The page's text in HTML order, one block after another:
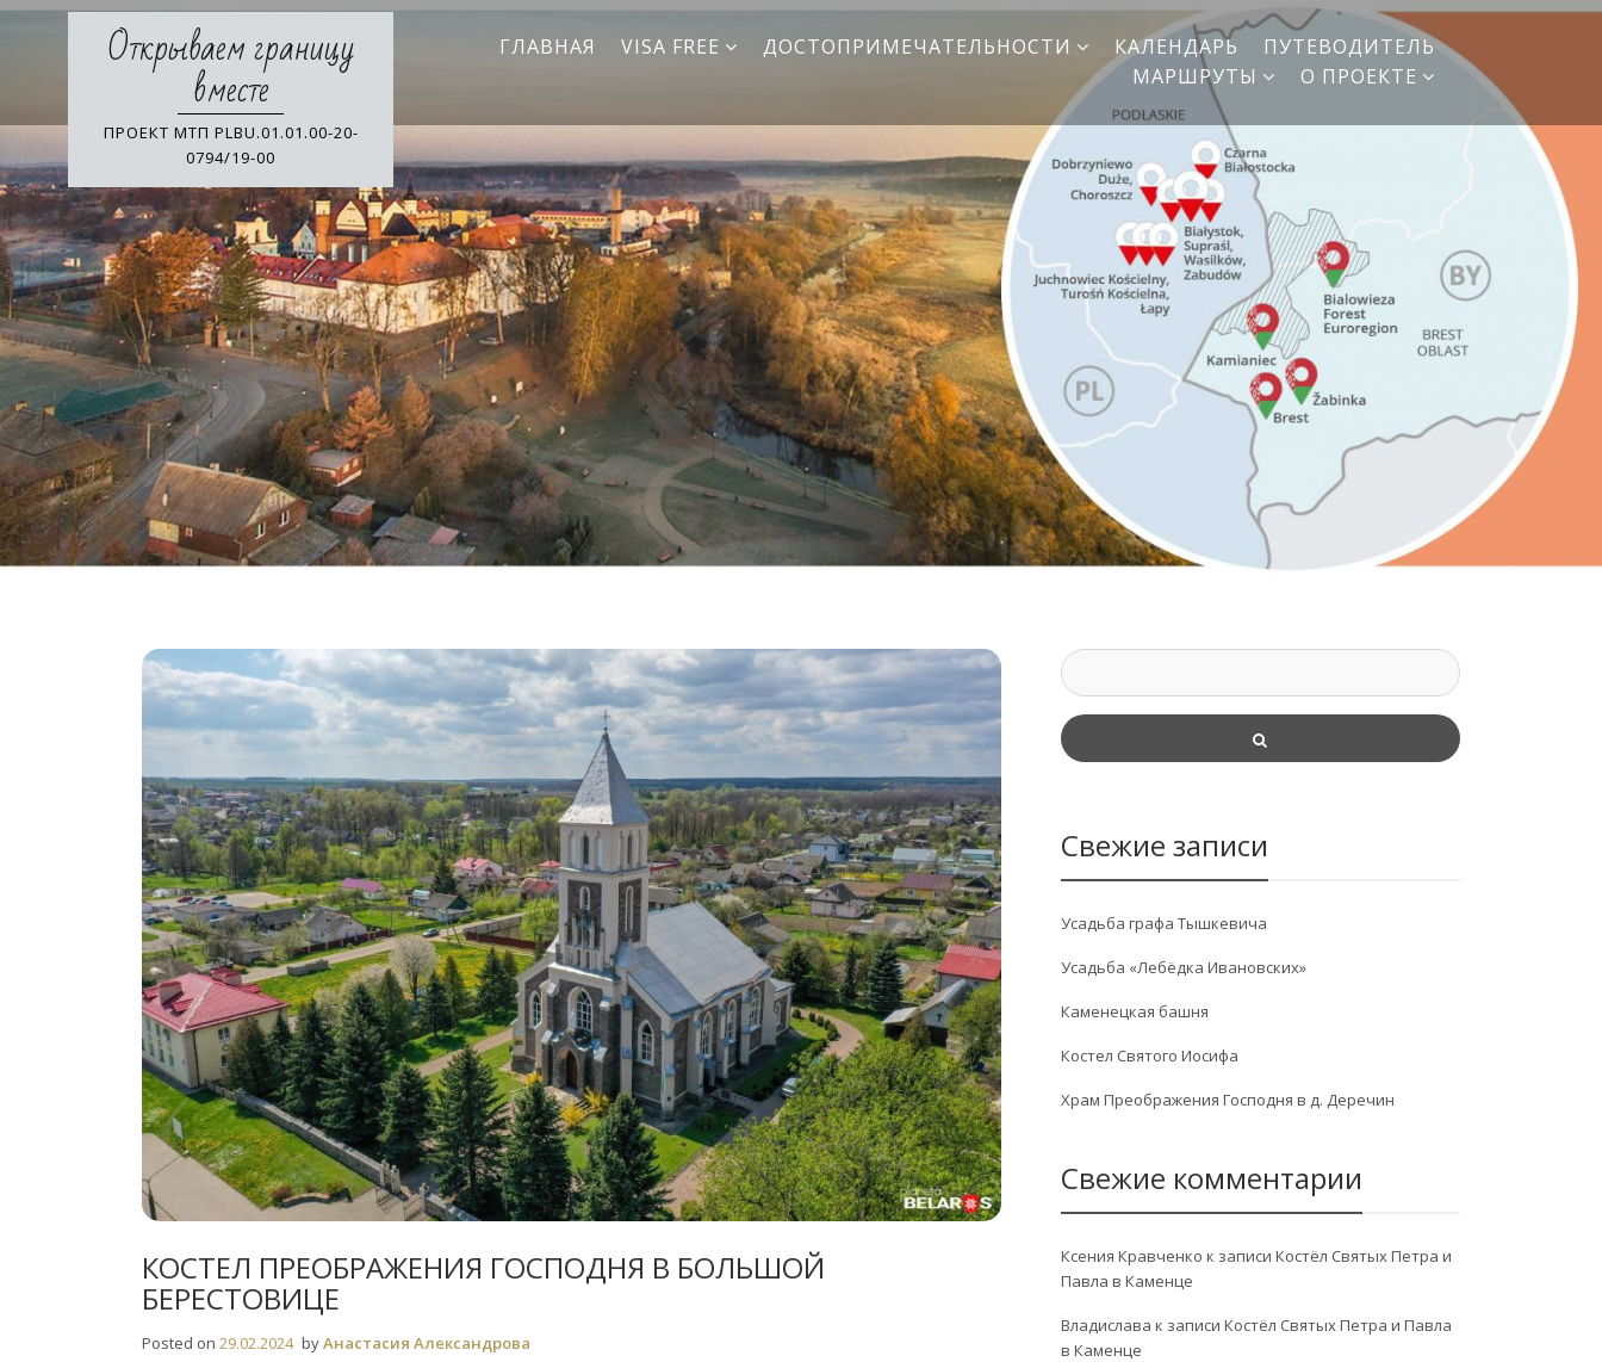
Skip
Открываем границу
вместе
ПРОЕКТ МТП PLBU.01.01.00-20-
0794/19-00
ГЛАВНАЯ VISA FREE ДОСТОПРИМЕЧАТЕЛЬНОСТИ КАЛЕНДАРЬ
ПУТЕВОДИТЕЛЬ
МАРШРУТЫ
О ПРОЕКТЕ
КОСТЕЛ ПРЕОБРАЖЕНИЯ ГОСПОДНЯ В БОЛЬШОЙ
БЕРЕСТОВИЦЕ
Posted on 29.02.2024 byАнастасия Александрова
Свежие записи
Усадьба графа Тышкевича
Усадьба «Лебёдка Ивановских»
Каменецкая башня
Костел Святого Иосифа
Храм Преображения Господня в д. Деречин
Свежие комментарии
Ксения Кравченко к записи Костёл Святых Петра и
Павла в Каменце
Владислава к записи Костёл Святых Петра и Павла
в Каменце